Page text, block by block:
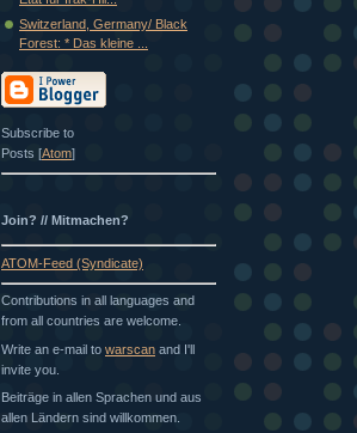
Switzerland, Germany/ Black
Forest: * Das kleine ...
Subscribe to
Posts [Atom]
Join? // Mitmachen?
ATOM-Feed (Syndicate)
Contributions in all languages and
from all countries are welcome.
Write an e-mail to warscan and I'll
invite you.
Beiträge in allen Sprachen und aus
allen Ländern sind willkommen.